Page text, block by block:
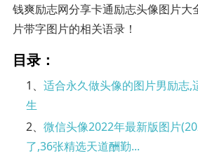
钱爽励志网分享卡通励志头像图片大
片带字图片的相关语录！
目录：
1、适合永久做头像的图片男励志,
生
2、微信头像2022年最新版图片
了,36张精选天道酬勤...